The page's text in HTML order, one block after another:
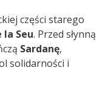
części starego
la Seu. Przed słynną
Sardanę,
solidarności i